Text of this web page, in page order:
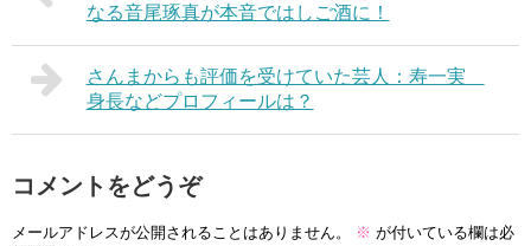
なる音尾琢真が本音ではしご酒に！
さんまからも評価を受けていた芸人：寿一実
身長などプロフィールは？
コメントをどうぞ
メールアドレスが公開されることはありません。 ※ が付いている欄は必